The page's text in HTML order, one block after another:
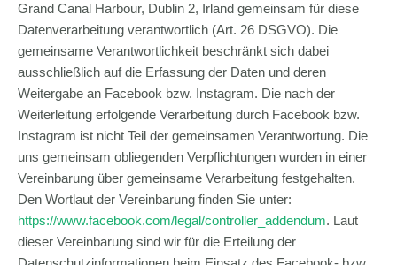
Grand Canal Harbour, Dublin 2, Irland gemeinsam für diese
Datenverarbeitung verantwortlich (Art. 26 DSGVO). Die
gemeinsame Verantwortlichkeit beschränkt sich dabei
ausschließlich auf die Erfassung der Daten und deren
Weitergabe an Facebook bzw. Instagram. Die nach der
Weiterleitung erfolgende Verarbeitung durch Facebook bzw.
Instagram ist nicht Teil der gemeinsamen Verantwortung. Die
uns gemeinsam obliegenden Verpflichtungen wurden in einer
Vereinbarung über gemeinsame Verarbeitung festgehalten.
Den Wortlaut der Vereinbarung finden Sie unter:
https://www.facebook.com/legal/controller_addendum. Laut
dieser Vereinbarung sind wir für die Erteilung der